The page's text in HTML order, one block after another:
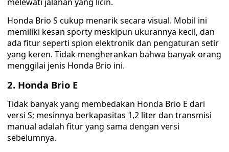
Honda Brio S cukup menarik secara visual. Mobil ini
memiliki kesan sporty meskipun ukurannya kecil, dan
ada fitur seperti spion elektronik dan pengaturan setir
yang keren. Tidak mengherankan bahwa banyak orang
menggilai jenis Honda Brio ini.
2. Honda Brio E
Tidak banyak yang membedakan Honda Brio E dari
versi S; mesinnya berkapasitas 1,2 liter dan transmisi
manual adalah fitur yang sama dengan versi
sebelumnya.